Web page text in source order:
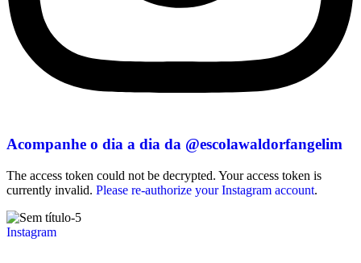
Acompanhe o dia a dia da @escolawaldorfangelim
The access token could not be decrypted. Your access token is
currently invalid. Please re-authorize your Instagram account.
Instagram